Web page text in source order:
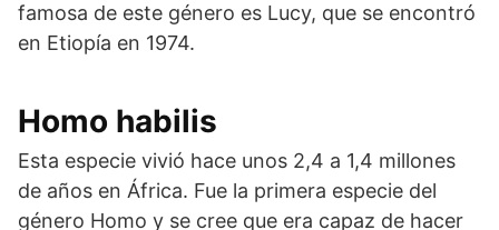
famosa de este género es Lucy, que se encontró
en Etiopía en 1974.
Homo habilis
Esta especie vivió hace unos 2,4 a 1,4 millones
de años en África. Fue la primera especie del
género Homo y se cree que era capaz de hacer